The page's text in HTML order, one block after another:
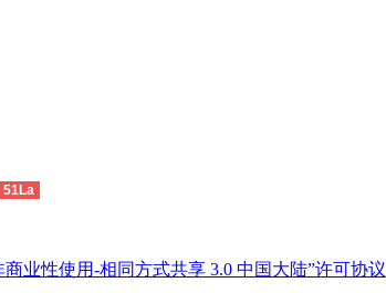
51La
业性使用-相同方式共享 3.0 中国大陆”许可协议